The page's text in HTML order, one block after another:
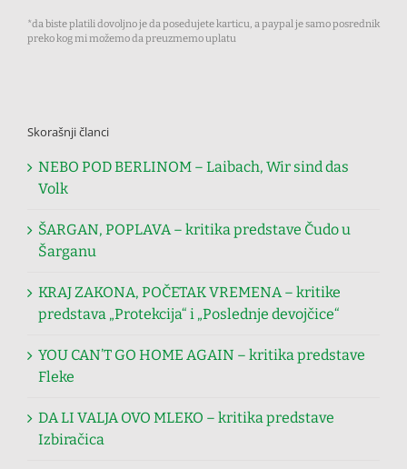
*da biste platili dovoljno je da posedujete karticu, a paypal je samo posrednik
preko kog mi možemo da preuzmemo uplatu
Skorašnji članci
NEBO POD BERLINOM – Laibach, Wir sind das
Volk
ŠARGAN, POPLAVA – kritika predstave Čudo u
Šarganu
KRAJ ZAKONA, POČETAK VREMENA – kritike
predstava „Protekcija“ i „Poslednje devojčice“
YOU CAN’T GO HOME AGAIN – kritika predstave
Fleke
DA LI VALJA OVO MLEKO – kritika predstave
Izbiračica